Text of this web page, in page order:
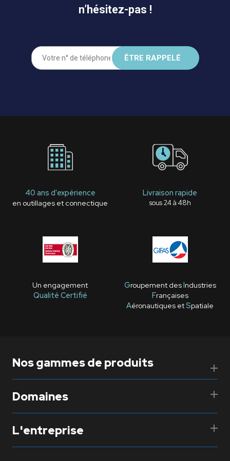
n’hésitez-pas !
40 ans d'expérience
en outillages et connectique
Livraison rapide
sous 24 à 48h
Un engagement
Qualité Certifié
Groupement desIndustries
Françaises
Aéronautiques etSpatiale
Nos gammes de produits
Domaines
L'entreprise